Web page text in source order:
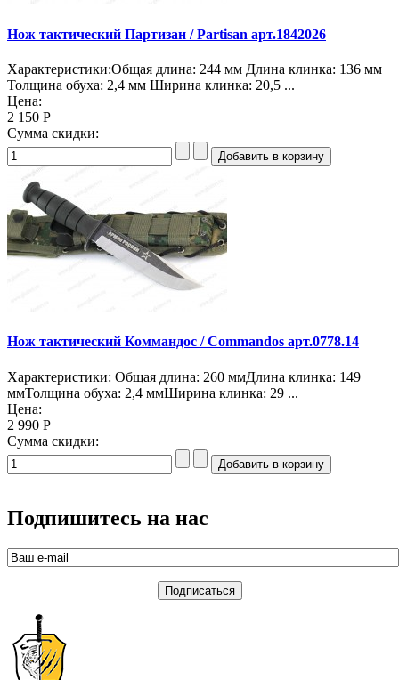
Нож тактический Партизан / Partisan арт.1842026
Характеристики:Общая длина: 244 мм Длина клинка: 136 мм
Толщина обуха: 2,4 мм Ширина клинка: 20,5 ...
Цена:
2 150 Р
Сумма скидки:
Нож тактический Коммандос / Commandos арт.0778.14
Характеристики: Общая длина: 260 ммДлина клинка: 149
ммТолщина обуха: 2,4 ммШирина клинка: 29 ...
Цена:
2 990 Р
Сумма скидки:
Подпишитесь на нас